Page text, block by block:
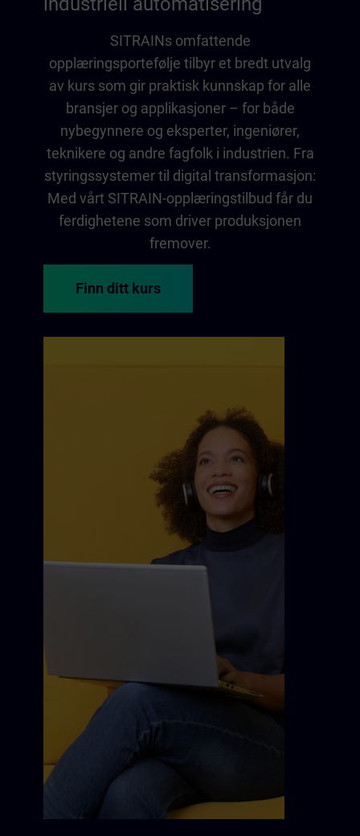
SITRAINs omfattende
opplæringsportefølje tilbyr et bredt utvalg
av kurs som gir praktisk kunnskap for alle
bransjer og applikasjoner – for både
nybegynnere og eksperter, ingeniører,
teknikere og andre fagfolk i industrien. Fra
styringssystemer til digital transformasjon:
Med vårt SITRAIN-opplæringstilbud får du
ferdighetene som driver produksjonen
fremover.
Finn ditt kurs